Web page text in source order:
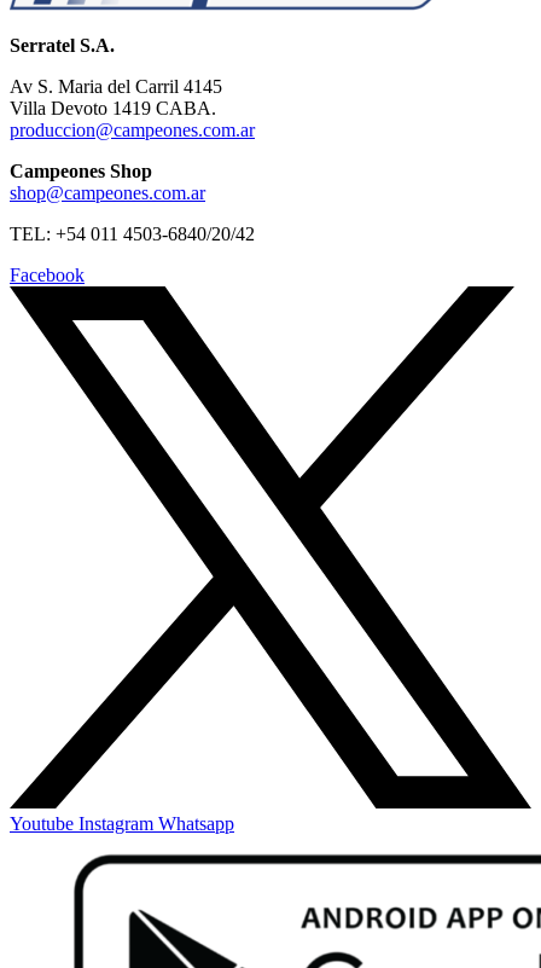
Serratel S.A.
Av S. Maria del Carril 4145
Villa Devoto 1419 CABA.
produccion@campeones.com.ar
Campeones Shop
shop@campeones.com.ar
TEL: +54 011 4503-6840/20/42
Facebook
Youtube Instagram Whatsapp